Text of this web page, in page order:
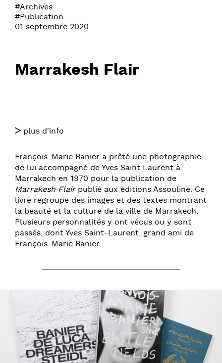
#Archives
#Publication
01 septembre 2020
Marrakesh Flair
plus d'info
François-Marie Banier a prêté une photographie
de lui accompagné de Yves Saint Laurent à
Marrakech en 1970 pour la publication de
Marrakesh Flair publié aux éditions Assouline. Ce
livre regroupe des images et des textes montrant
la beauté et la culture de la ville de Marrakech.
Plusieurs personnalités y ont vécus ou y sont
passés, dont Yves Saint-Laurent, grand ami de
François-Marie Banier.